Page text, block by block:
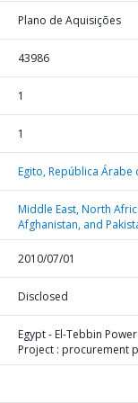
Plano de Aquisições
43986
1
1
Egito,República Árabe
Middle East, North
Afghanistan, and
2010/07/01
Disclosed
Egypt - El-Tebbin Power
Project : procurement